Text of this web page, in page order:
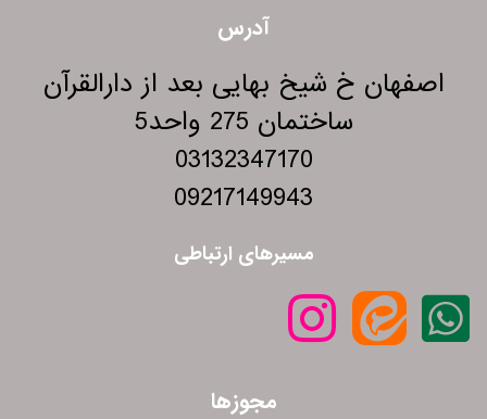
آدرس
اصفهان خ شیخ بهایی بعد از دارالقرآن
ساختمان 275 واحد5
03132347170
09217149943
مسیرهای ارتباطی
مجوزها